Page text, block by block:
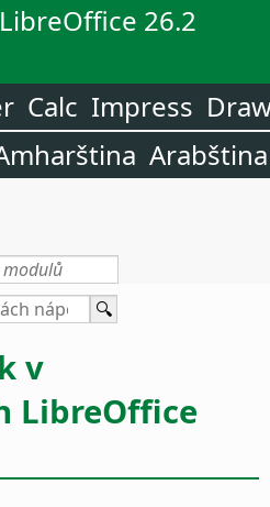
26.2
Calc Impress
Arabština
v
LibreOffice